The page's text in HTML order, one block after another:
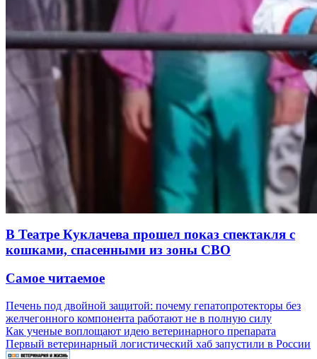
В Театре Куклачева прошел показ спектакля с
кошками, спасенными из зоны СВО
Самое читаемое
Печень под двойной защитой: почему гепатопротекторы без
желчегонного компонента работают не в полную силу
Как ученые воплощают идею ветеринарного препарата
Первый ветеринарный логистический хаб запустили в России